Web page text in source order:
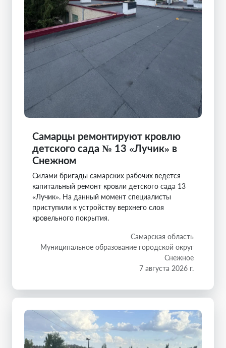
Самарцы ремонтируют кровлю
детского сада № 13 «Лучик» в
Снежном
Силами бригады самарских рабочих ведется
капитальный ремонт кровли детского сада 13
«Лучик». На данный момент специалисты
приступили к устройству верхнего слоя
кровельного покрытия.
Самарская область
Муниципальное образование городской округ
Снежное
7 августа 2026 г.